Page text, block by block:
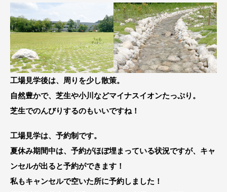
工場見学後は、周りを少し散策。
自然豊かで、芝生や小川などマイナスイオンたっぷり。
芝生でのんびりするのもいいですね！
工場見学は、予約制です。
夏休み期間中は、予約がほぼ埋まっている状況ですが、キャ
ンセルが出ると予約ができます！
私もキャンセルで空いた所に予約しました！